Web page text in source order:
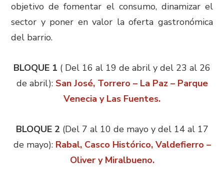
objetivo de fomentar el consumo, dinamizar el
sector y poner en valor la oferta gastronómica
del barrio.
BLOQUE 1 ( Del 16 al 19 de abril y del 23 al 26
de abril): San José, Torrero – La Paz – Parque
Venecia y Las Fuentes.
BLOQUE 2 (Del 7 al 10 de mayo y del 14 al 17
de mayo): Rabal, Casco Histórico, Valdefierro –
Oliver y Miralbueno.